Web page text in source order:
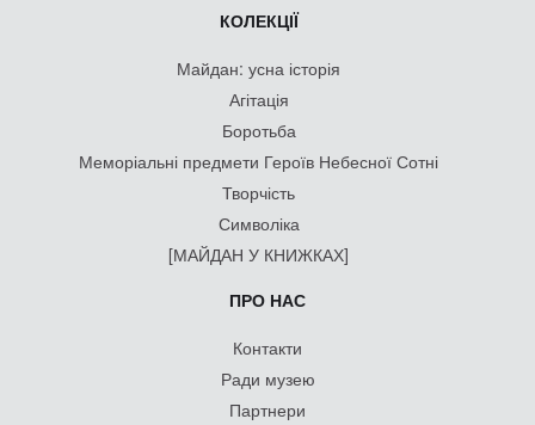
КОЛЕКЦІЇ
Майдан: усна історія
Агітація
Боротьба
Меморіальні предмети Героїв Небесної Сотні
Творчість
Символіка
[МАЙДАН У КНИЖКАХ]
ПРО НАС
Контакти
Ради музею
Партнери